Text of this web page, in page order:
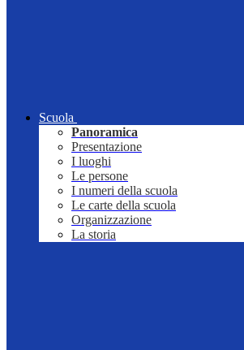
Scuola
Panoramica
Presentazione
I luoghi
Le persone
I numeri della scuola
Le carte della scuola
Organizzazione
La storia